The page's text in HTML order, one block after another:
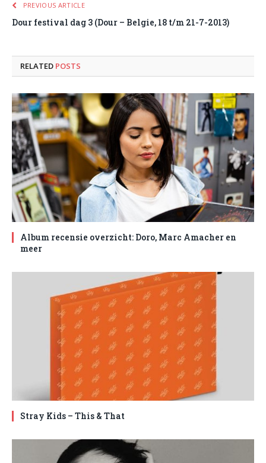
PREVIOUS ARTICLE
Dour festival dag 3 (Dour – Belgie, 18 t/m 21-7-2013)
RELATED POSTS
Album recensie overzicht: Doro, Marc Amacher en
meer
Stray Kids – This & That